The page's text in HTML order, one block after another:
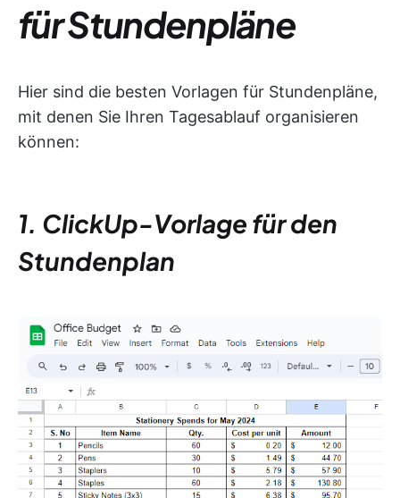
für Stundenpläne
Hier sind die besten Vorlagen für Stundenpläne,
mit denen Sie Ihren Tagesablauf organisieren
können:
1. ClickUp-Vorlage für den
Stundenplan